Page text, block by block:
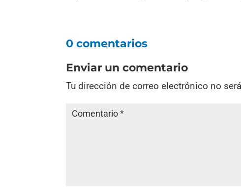
0 comentarios
Enviar un comentario
Tu dirección de correo electrónico no